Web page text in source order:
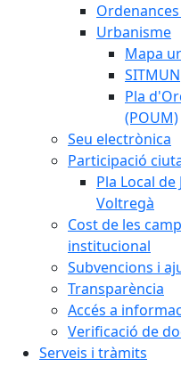
Urbanisme
Mapa
SITMUN
Pla
(POUM)
Seu electrònica
Participació
Pla Local
Voltregà
Cost de les
institucional
Subvencions i
Transparència
Accés a
Verificació de
Serveis i tràmits